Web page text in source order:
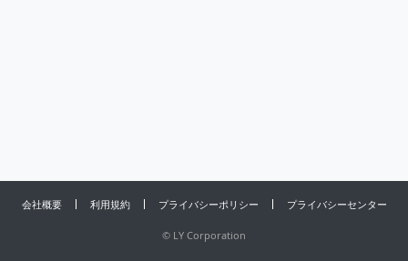
会社概要 利用規約 プライバシーポリシー プライバシーセンター
© LY Corporation